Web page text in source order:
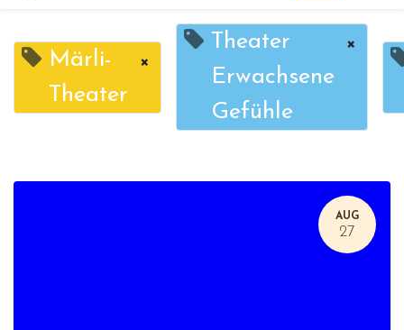
Märli-
Theater
×
Theater
Erwachsene
Gefühle
×
AUG
27